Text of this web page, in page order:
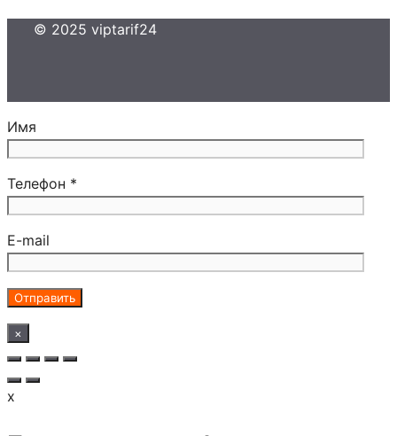
© 2025 viptarif24
Имя
Телефон *
E-mail
×
x